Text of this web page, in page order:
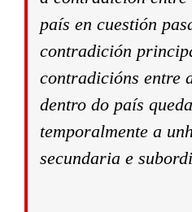
país en cuestión
contradición
contradicións entre
dentro do país
temporalmente a
secundaria e